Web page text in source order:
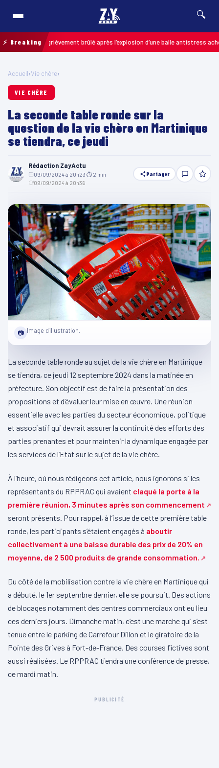
🔍
⚡ Breaking
enfant grièvement brûlé après l’explosion d’une balle antistress achetée
Accueil›Vie chère›
VIE CHÈRE
La seconde table ronde sur la
question de la vie chère en Martinique
se tiendra, ce jeudi
Rédaction ZayActu
09/09/2024 à 20h23 ⏱ 2 min
09/09/2024 à 20h36
Partager
📷 Image d'illustration.
La seconde table ronde au sujet de la vie chère en Martinique
se tiendra, ce jeudi 12 septembre 2024 dans la matinée en
préfecture. Son objectif est de faire la présentation des
propositions et d’évaluer leur mise en œuvre. Une réunion
essentielle avec les parties du secteur économique, politique
et associatif qui devrait assurer la continuité des efforts des
parties prenantes et pour maintenir la dynamique engagée par
les services de l’Etat sur le sujet de la vie chère.
À l’heure, où nous rédigeons cet article, nous ignorons si les
représentants du RPPRAC qui avaient claqué la porte à la
première réunion, 3 minutes après son commencement
seront présents. Pour rappel, à l’issue de cette première table
ronde, les participants s’étaient engagés à aboutir
collectivement à une baisse durable des prix de 20% en
moyenne, de 2 500 produits de grande consommation.
Du côté de la mobilisation contre la vie chère en Martinique qui
a débuté, le 1er septembre dernier, elle se poursuit. Des actions
de blocages notamment des centres commerciaux ont eu lieu
ces derniers jours. Dimanche matin, c’est une marche qui s’est
tenue entre le parking de Carrefour Dillon et le giratoire de la
Pointe des Grives à Fort-de-France. Des courses fictives sont
aussi réalisées. Le RPPRAC tiendra une conférence de presse,
ce mardi matin.
PUBLICITÉ